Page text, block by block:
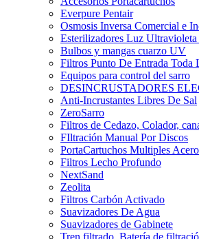
Everpure Pentair
Osmosis Inversa Comercial e
Esterilizadores Luz
Bulbos y mangas cuarzo UV
Filtros Punto De Entrada Toda
Equipos para control del sarro
DESINCRUSTADORES
Anti-Incrustantes Libres De Sal
ZeroSarro
Filtros de Cedazo, Colador,
FIltración Manual Por Discos
PortaCartuchos Multiples
Filtros Lecho Profundo
NextSand
Zeolita
Filtros Carbón Activado
Suavizadores De Agua
Suavizadores de Gabinete
Tren filtrado, Batería de